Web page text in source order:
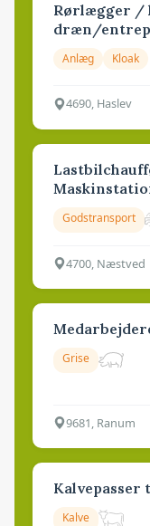
Rørlægger /
dræn/
Anlæg Kloak
4690, Haslev
Godstransport
4700, Næstved
Grise
9681, Ranum
Kalvepasser
Kalve